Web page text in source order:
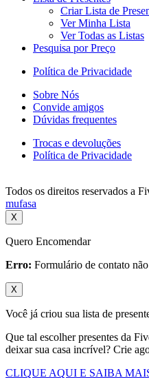
Criar Lista de
Ver Minha Lista
Ver Todas as Listas
Pesquisa por Preço
Política de Privacidade
Sobre Nós
Convide amigos
Dúvidas frequentes
Trocas e devoluções
Política de Privacidade
Todos os direitos reservados a
mufasa
X
Quero Encomendar
Erro: Formulário de contato
X
Você já criou sua lista de
Que tal escolher presentes da
deixar sua casa incrível? Crie
CLIQUE AQUI E SAIBA